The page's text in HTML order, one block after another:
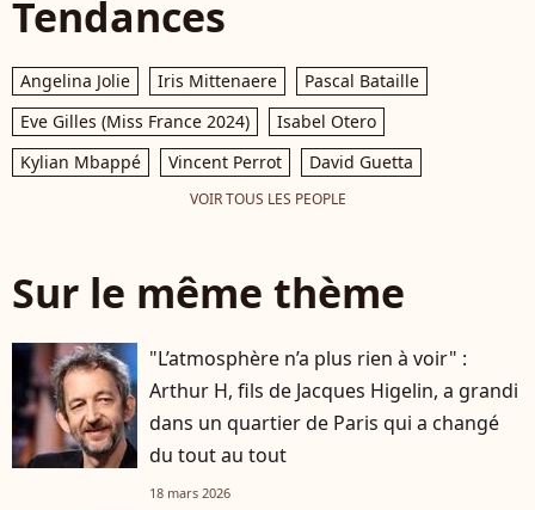
Tendances
Angelina Jolie Iris Mittenaere
Pascal Bataille
Eve Gilles (Miss France 2024)
Isabel Otero
Kylian Mbappé
Vincent Perrot David Guetta
VOIR TOUS LES PEOPLE
Sur le même thème
"L’atmosphère n’a plus rien à voir" :
Arthur H, fils de Jacques Higelin, a grandi
dans un quartier de Paris qui a changé
du tout au tout
18 mars 2026